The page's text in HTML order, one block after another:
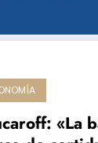
«La